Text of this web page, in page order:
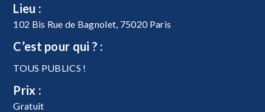
Lieu :
102 Bis Rue de Bagnolet, 75020 Paris
C’est pour qui ? :
TOUS PUBLICS !
Prix :
Gratuit